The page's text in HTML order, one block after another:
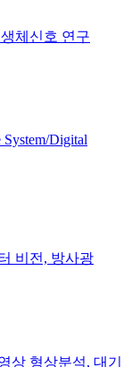
체신호 연구
System/Digital
비전, 방사광
상 형상분석, 대기